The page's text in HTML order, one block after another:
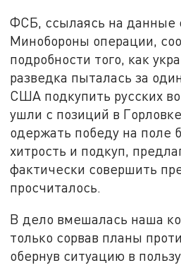
ФСБ, ссылаясь на данные
Минобороны операции,
подробности того, как
разведка пыталась за
США подкупить русских
ушли с позиций в
одержать победу на поле
хитрость и подкуп,
фактически совершить
просчиталось.
В дело вмешалась наша
только сорвав планы
обернув ситуацию в